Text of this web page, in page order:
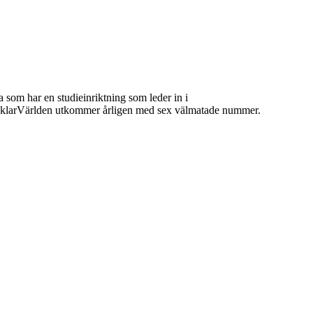
som har en studieinriktning som leder in i
utkommer årligen med sex välmatade nummer.